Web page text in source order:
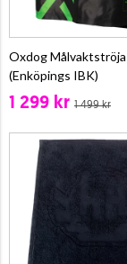
Oxdog Målvaktströja
(Enköpings IBK)
1 299 kr 1 499 kr